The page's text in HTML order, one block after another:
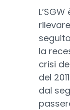
la
crisi
del
dal